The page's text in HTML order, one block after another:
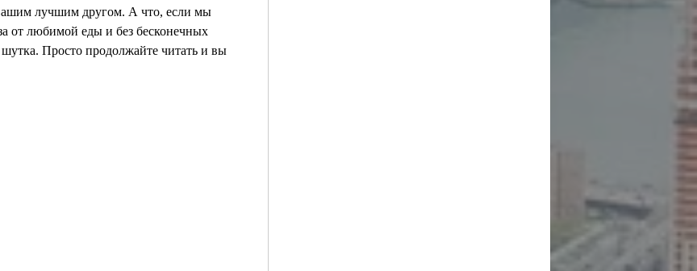
лучшим другом. А что, если мы
от любимой еды и без бесконечных
Просто продолжайте читать и вы